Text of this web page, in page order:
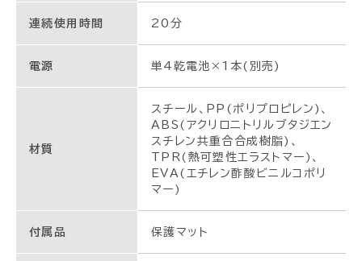
連続使用時間 20分
電源 単4乾電池×1本(別売)
材質
スチール、PP(ポリプロピレン)、
ABS(アクリロニトリルブタジエン
スチレン共重合合成樹脂)、
TPR(熱可塑性エラストマー)、
EVA(エチレン酢酸ビニルコポリ
マー)
付属品 保護マット